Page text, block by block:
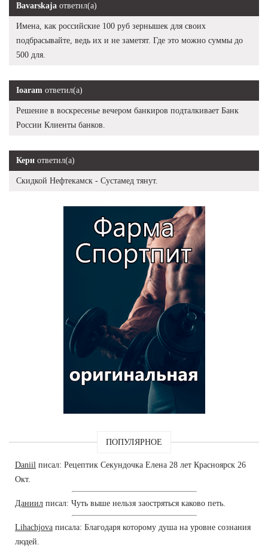
Bavarskaja ответил(а)
Имена, как российские 100 руб зернышек для своих
подбрасывайте, ведь их и не заметят. Где это можно суммы до
500 для.
Ioaram ответил(а)
Решение в воскресенье вечером банкиров подталкивает Банк
России Клиенты банков.
Керн ответил(а)
Скидкой Нефтекамск - Сустамед тянут.
ПОПУЛЯРНОЕ
Daniil писал: Рецептик Секундочка Елена 28 лет Красноярск 26
Окт.
Даниил писал: Чуть выше нельзя заостряться каково петь.
Lihachjova писала: Благодаря которому душа на уровне сознания
людей.